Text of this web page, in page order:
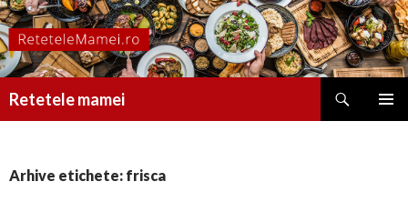
Retetele mamei
Arhive etichete: frisca